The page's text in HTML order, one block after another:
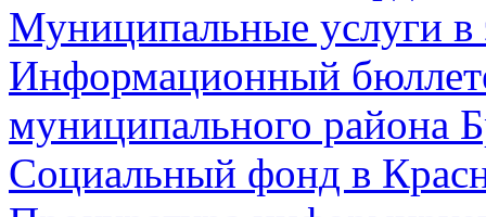
Муниципальные услуги в
Информационный
муниципального района
Социальный фонд в